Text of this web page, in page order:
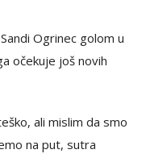
Ogrinec golom u
očekuje još novih
ali mislim da smo
na put, sutra